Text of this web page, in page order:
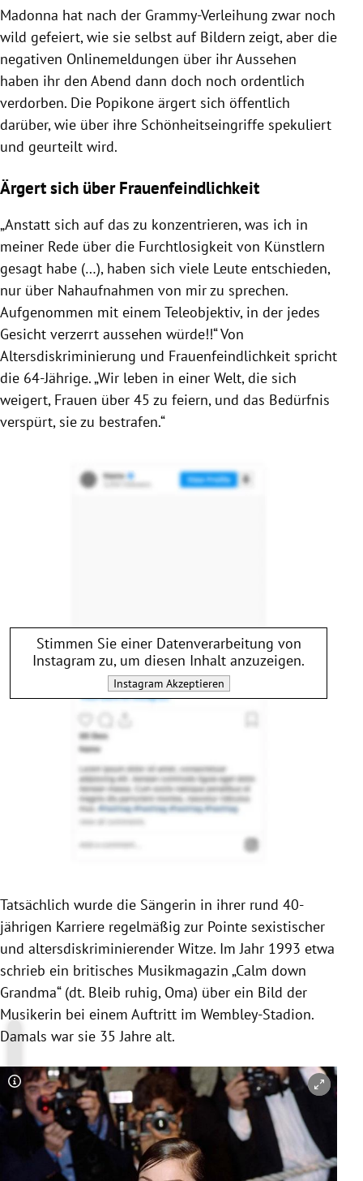
Madonna hat nach der Grammy-Verleihung zwar noch
wild gefeiert, wie sie selbst auf Bildern zeigt, aber die
negativen Onlinemeldungen über ihr Aussehen
haben ihr den Abend dann doch noch ordentlich
verdorben. Die Popikone ärgert sich öffentlich
darüber, wie über ihre Schönheitseingriffe spekuliert
und geurteilt wird.
Ärgert sich über Frauenfeindlichkeit
„Anstatt sich auf das zu konzentrieren, was ich in
meiner Rede über die Furchtlosigkeit von Künstlern
gesagt habe (…), haben sich viele Leute entschieden,
nur über Nahaufnahmen von mir zu sprechen.
Aufgenommen mit einem Teleobjektiv, in der jedes
Gesicht verzerrt aussehen würde!!“ Von
Altersdiskriminierung und Frauenfeindlichkeit spricht
die 64-Jährige. „Wir leben in einer Welt, die sich
weigert, Frauen über 45 zu feiern, und das Bedürfnis
verspürt, sie zu bestrafen.“
Stimmen Sie einer Datenverarbeitung von
Instagram zu, um diesen Inhalt anzuzeigen.
InstagramAkzeptieren
Tatsächlich wurde die Sängerin in ihrer rund 40-
jährigen Karriere regelmäßig zur Pointe sexistischer
und altersdiskriminierender Witze. Im Jahr 1993 etwa
schrieb ein britisches Musikmagazin „Calm down
Grandma“ (dt. Bleib ruhig, Oma) über ein Bild der
Musikerin bei einem Auftritt im Wembley-Stadion.
Damals war sie 35 Jahre alt.
Copyright-Hinweis öffnen/schließen